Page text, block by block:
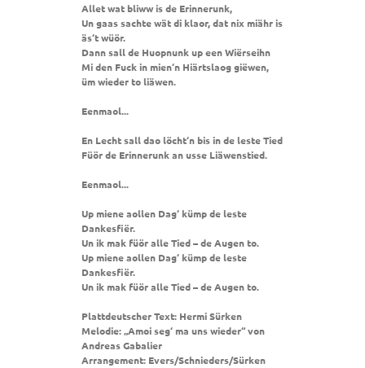
Allet wat bliww is de Erinnerunk,
Un gaas sachte wät di klaor, dat nix miähr is
äs‘t wüör.
Dann sall de Huopnunk up een Wiërseihn
Mi den Fuck in mien‘n Hiärtslaog giëwen,
üm wieder to liäwen.
Eenmaol...
En Lecht sall dao löcht‘n bis in de leste Tied
Füör de Erinnerunk an usse Liäwenstied.
Eenmaol...
Up miene aollen Dag‘ kümp de leste
Dankesfiër.
Un ik mak füör alle Tied – de Augen to.
Up miene aollen Dag‘ kümp de leste
Dankesfiër.
Un ik mak füör alle Tied – de Augen to.
Plattdeutscher Text: Hermi Sürken
Melodie: „Amoi seg‘ ma uns wieder“ von
Andreas Gabalier
Arrangement: Evers/Schnieders/Sürken